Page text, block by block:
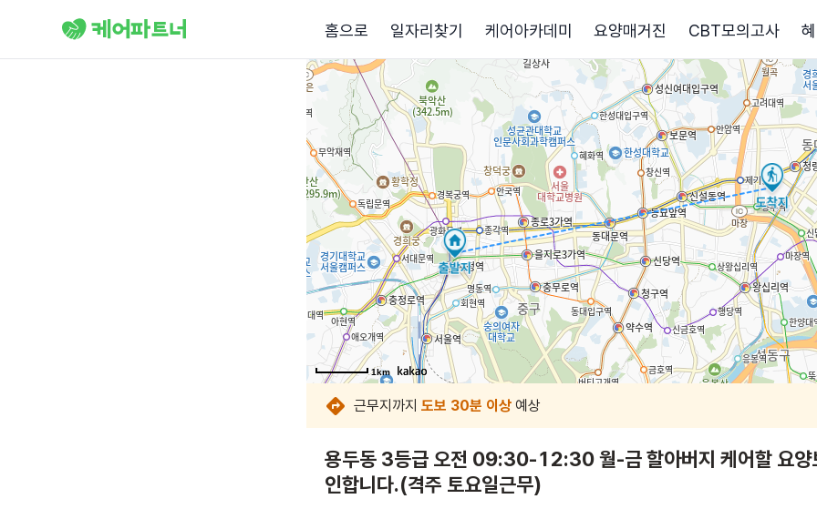
홈으로 일자리찾기 케어아카데미 요양매거진 CBT모의고사
1km
1km
1km
1km
1km
1km
1km
1km
근무지까지 도보 30분 이상 예상
용두동 3등급 오전 09:30-12:30 월-금 할아버지 케어할 요양
인합니다.(격주 토요일근무)